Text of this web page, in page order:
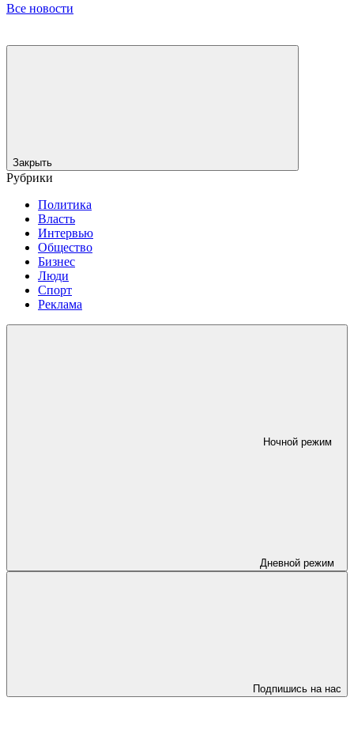
Все новости
Закрыть
Рубрики
Политика
Власть
Интервью
Общество
Бизнес
Люди
Спорт
Реклама
Ночной режим
Дневной режим
Подпишись на нас